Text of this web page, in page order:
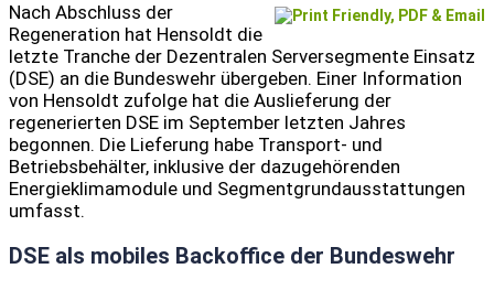
Nach Abschluss der
Regeneration hat Hensoldt die
letzte Tranche der Dezentralen Serversegmente Einsatz
(DSE) an die Bundeswehr übergeben. Einer Information
von Hensoldt zufolge hat die Auslieferung der
regenerierten DSE im September letzten Jahres
begonnen. Die Lieferung habe Transport- und
Betriebsbehälter, inklusive der dazugehörenden
Energieklimamodule und Segmentgrundausstattungen
umfasst.
DSE als mobiles Backoffice der Bundeswehr